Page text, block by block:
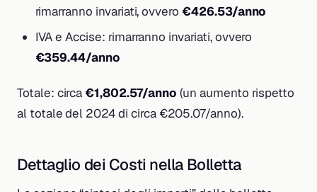
rimarranno invariati, ovvero€426.53/anno
IVA e Accise: rimarranno invariati, ovvero
€359.44/anno
Totale: circa€1,802.57/anno (un aumento rispetto
al totale del 2024 di circa €205.07/anno).
Dettaglio dei Costi nella Bolletta